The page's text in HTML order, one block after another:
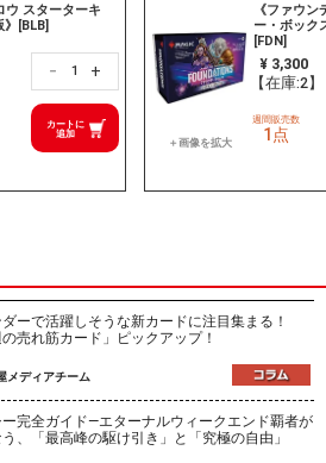
ウ スターターキ
[BLB]
－ +
カートに
追加
《ファウ
ー・ボック
[FDN]
¥ 3,300
【在庫:2】
週間販売数
1点
ーで活躍しそうな新カードに注目集まる！
の売れ筋カード」ピックアップ！
メディアチーム
ー完全ガイド―エターナルウィークエンド覇者が
、「最高峰の駆け引き」と「究極の自由」